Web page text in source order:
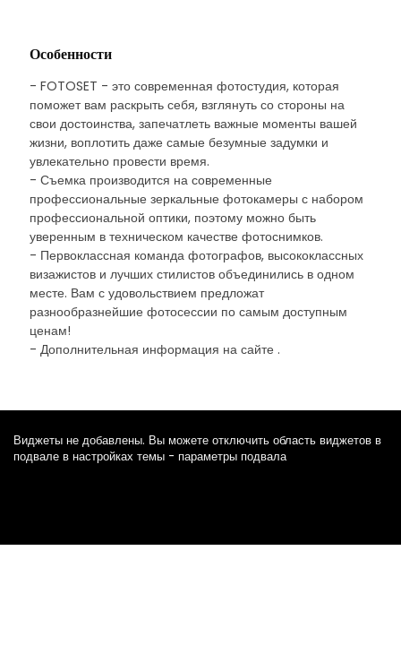
Особенности
- FOTOSET - это современная фотостудия, которая
поможет вам раскрыть себя, взглянуть со стороны на
свои достоинства, запечатлеть важные моменты вашей
жизни, воплотить даже самые безумные задумки и
увлекательно провести время.
- Съемка производится на современные
профессиональные зеркальные фотокамеры с набором
профессиональной оптики, поэтому можно быть
уверенным в техническом качестве фотоснимков.
- Первоклассная команда фотографов, высококлассных
визажистов и лучших стилистов объединились в одном
месте. Вам с удовольствием предложат
разнообразнейшие фотосессии по самым доступным
ценам!
- Дополнительная информация на сайте .
Виджеты не добавлены. Вы можете отключить область виджетов в
подвале в настройках темы - параметры подвала